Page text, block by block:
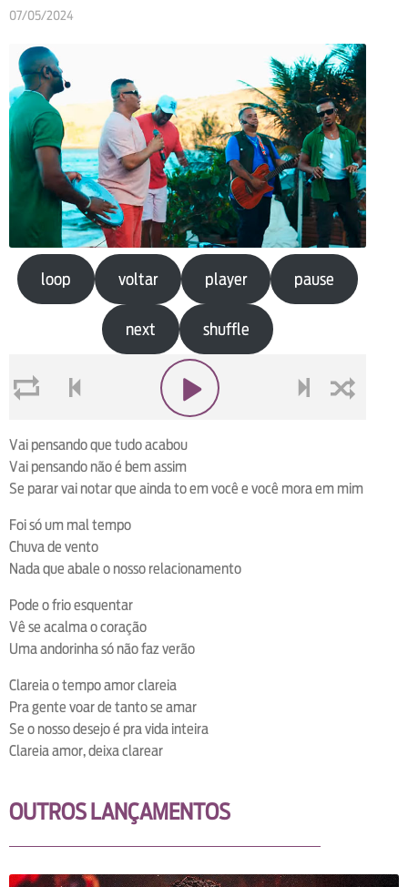
07/05/2024
loop voltar player pause
next shuffle
Vai pensando que tudo acabou
Vai pensando não é bem assim
Se parar vai notar que ainda to em você e você mora em mim
Foi só um mal tempo
Chuva de vento
Nada que abale o nosso relacionamento
Pode o frio esquentar
Vê se acalma o coração
Uma andorinha só não faz verão
Clareia o tempo amor clareia
Pra gente voar de tanto se amar
Se o nosso desejo é pra vida inteira
Clareia amor, deixa clarear
OUTROS LANÇAMENTOS